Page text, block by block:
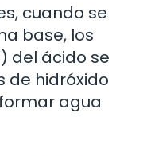
cuando se
base, los
) del ácido se
de hidróxido
agua